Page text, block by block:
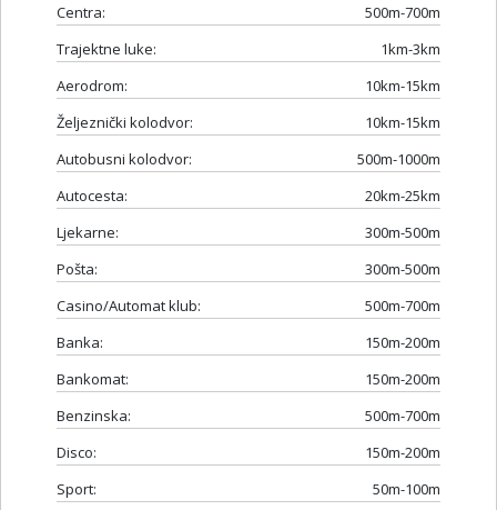
Centra:
500m-700m
Trajektne luke:
1km-3km
Aerodrom:
10km-15km
Željeznički kolodvor:
10km-15km
Autobusni kolodvor:
500m-1000m
Autocesta:
20km-25km
Ljekarne:
300m-500m
Pošta:
300m-500m
Casino/Automat klub:
500m-700m
Banka:
150m-200m
Bankomat:
150m-200m
Benzinska:
500m-700m
Disco:
150m-200m
Sport:
50m-100m